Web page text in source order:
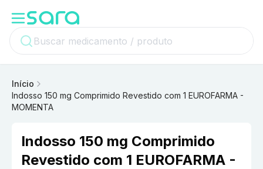
Início
Indosso 150 mg Comprimido Revestido com 1 EUROFARMA -
MOMENTA
Indosso 150 mg Comprimido
Revestido com 1 EUROFARMA -